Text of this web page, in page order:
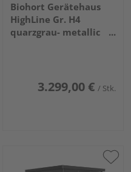
Biohort Gerätehaus
HighLine Gr. H4
quarzgrau- metallic
3.299,00 € / Stk.